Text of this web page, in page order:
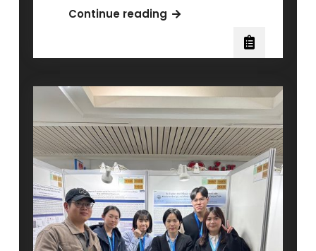
年
畫)
Continue reading恭
所
士
華
教
授
榮
獲
「第
23